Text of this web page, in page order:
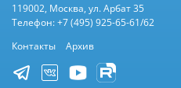
119002, Москва, ул. Арбат 35
Телефон: +7 (495) 925-65-61/62
Контакты
Архив